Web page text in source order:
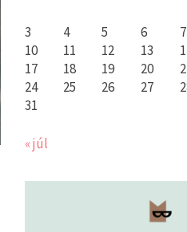
3
4 5 6 7
10
11 12 13
17
18 19 20
24
25 26 27
31
« júl